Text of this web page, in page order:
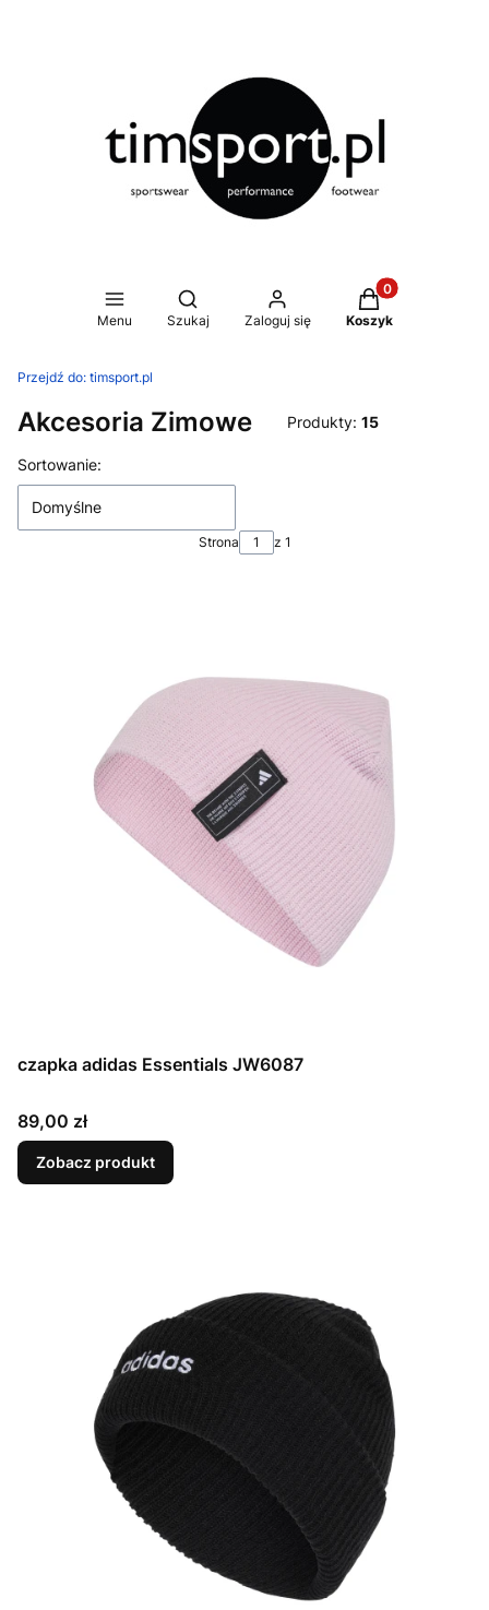
Menu
Otwórz wyszukiwarkę
Szukaj Zaloguj się
Produkty w
Koszyk
Przejdź do: timsport.pl
Akcesoria Zimowe Produkty: 15
Lista produktów
Sortowanie:
Domyślne
Strona z 1
czapka adidas Essentials JW6087
Cena
89,00 zł
Zobacz produkt